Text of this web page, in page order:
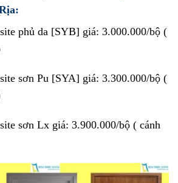
phủ da [SYB] giá: 3.000.000/bộ (
sơn Pu [SYA] giá: 3.300.000/bộ (
sơn Lx giá: 3.900.000/bộ ( cánh